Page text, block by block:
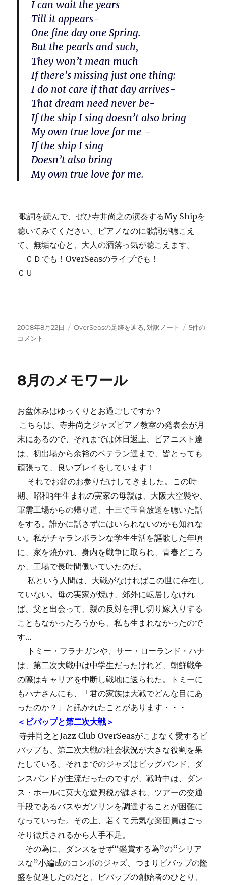
I can wait the years
Till it appears-
One fine day one Spring.
But the pearls and such,
They won’t mean much
If there’s missing just one thing:
I do not care if that day arrives-
That dream need never be-
If the ship I sing doesn’t also bring
My own true love for me –
If the ship I sing
Doesn’t also bring
My own true love for me.
歌詞を読んで、ぜひ寺井尚之の演奏するMy Shipを
聴いてみてください。ピアノなのに歌詞が聴こえ
て、無垢な心と、大人の洒落っ気が聴こえます。
ＣＤでも！OverSeasのライブでも！
ＣＵ
投
稿
2008年8月22日
カ
OverSeasの足跡を辿る,対訳ノート
My
の
へ
の
5件の
コメント
8月のメモワール
お盆休みはゆっくりとお過ごしですか？
こちらは、寺井尚之ジャズピアノ教室の発表会が月
末にあるので、それまでは休日返上、ピアニスト達
は、初出場から余裕のベテラン達まで、皆とっても
頑張って、良いプレイをしています！
それでお盆のお参りだけしてきました。この時
期、昭和3年生まれの実家の母親は、大阪大空襲や、
軍需工場からの帰り道、十三で玉音放送を聴いた話
をする。誰かに話さずにはいられないのかも知れな
い。私がチャランポランな学生生活を謳歌した年頃
に、家を焼かれ、身内を戦争に取られ、青春どころ
か、工場で長時間働いていたのだ。
私という人間は、大戦がなければこの世に存在し
ていない。母の実家が焼け、郊外に転居しなけれ
ば、父と出会って、親の反対を押し切り嫁入りする
こともなかったろうから、私も生まれなかったので
す…
トミー・フラナガンや、サー・ローランド・ハナ
は、第二次大戦中は中学生だったけれど、朝鮮戦争
の際はキャリアを中断し戦地に送られた。トミーに
もハナさんにも、「君の家族は大戦でどんな目にあ
ったのか？」と訊かれたことがあります・・・
＜ビバップと第二次大戦＞
寺井尚之とJazz Club OverSeasがこよなく愛するビ
バップも、第二次大戦の社会状況が大きな役割を果
たしている。それまでのジャズはビッグバンド、ダ
ンスバンドが主流だったのですが、戦時中は、ダン
ス・ホールに莫大な遊興税が課され、ツアーの交通
手段であるバスやガソリンを調達することが困難に
なっていった。その上、若くて元気な楽団員はごっ
そり徴兵されるから人手不足。
その為に、ダンスをせず“鑑賞する為”の“シリア
スな”小編成のコンボのジャズ、つまりビバップの隆
盛を促進したのだと、ビバップの創始者のひとり、